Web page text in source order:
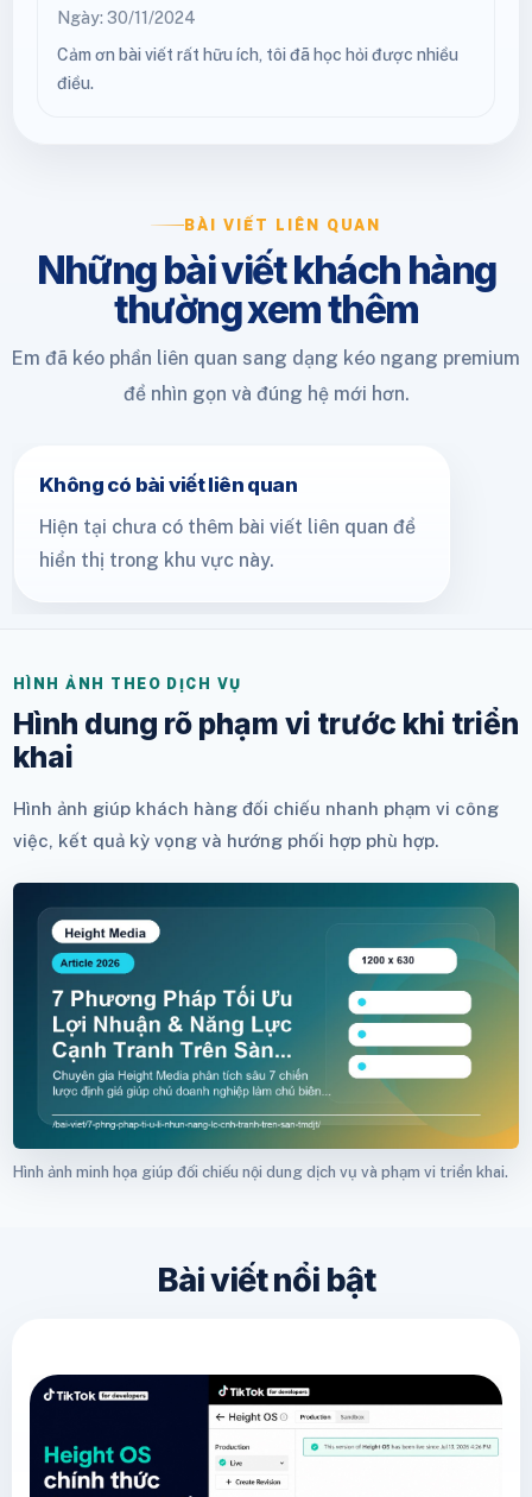
Ngày: 30/11/2024
Cảm ơn bài viết rất hữu ích, tôi đã học hỏi được nhiều
điều.
BÀI VIẾT LIÊN QUAN
Những bài viết khách hàng
thường xem thêm
Em đã kéo phần liên quan sang dạng kéo ngang premium
để nhìn gọn và đúng hệ mới hơn.
Không có bài viết liên quan
Hiện tại chưa có thêm bài viết liên quan để
hiển thị trong khu vực này.
HÌNH ẢNH THEO DỊCH VỤ
Hình dung rõ phạm vi trước khi triển
khai
Hình ảnh giúp khách hàng đối chiếu nhanh phạm vi công
việc, kết quả kỳ vọng và hướng phối hợp phù hợp.
Hình ảnh minh họa giúp đối chiếu nội dung dịch vụ và phạm vi triển khai.
Bài viết nổi bật